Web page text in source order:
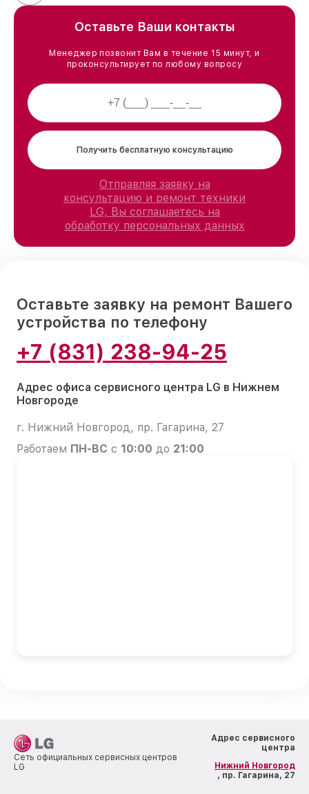
Оставьте Ваши контакты
Менеджер позвонит Вам в течение 15 минут, и
проконсультирует по любому вопросу
Получить бесплатную консультацию
Отправляя заявку на
консультацию и ремонт техники
LG, Вы соглашаетесь на
обработку персональных данных
Оставьте заявку на ремонт Вашего
устройства по телефону
+7 (831) 238-94-25
Адрес офиса сервисного центра LG в Нижнем
Новгороде
г. Нижний Новгород, пр. Гагарина, 27
Работаем ПН-ВС с 10:00 до 21:00
Сеть официальных сервисных центров
LG
Адрес сервисного
центра
Нижний Новгород
, пр. Гагарина, 27